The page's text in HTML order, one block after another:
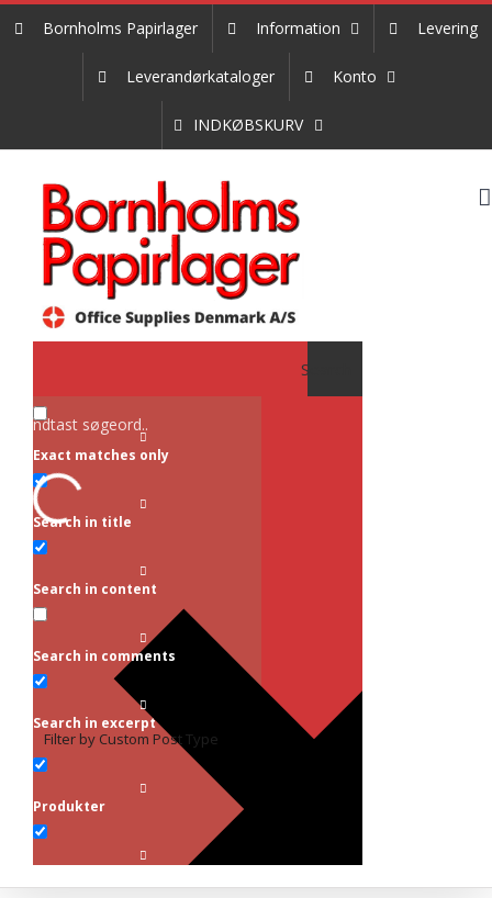
Bornholms Papirlager Information Levering
Leverandørkataloger Konto
INDKØBSKURV
Search
Exact matches only
Search in title
Search in content
Search in comments
Search in excerpt
Filter by Custom Post Type
Produkter